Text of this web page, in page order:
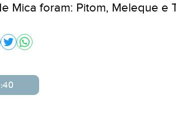
Mica foram: Pitom, Meleque e
no Facebook
Compartilhar no Twitter
Compartilhar no WhatsApp